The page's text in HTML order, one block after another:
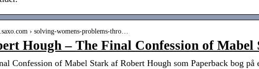
› solving-womens-problems-thro…
Hough – The Final Confession of Mabel
Confession of Mabel Stark af Robert Hough som Paperback bog på